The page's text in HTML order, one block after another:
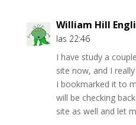
William Hill
las 22:46
I have study a
site now, and I
I bookmarked it to
will be checking
site as well and let